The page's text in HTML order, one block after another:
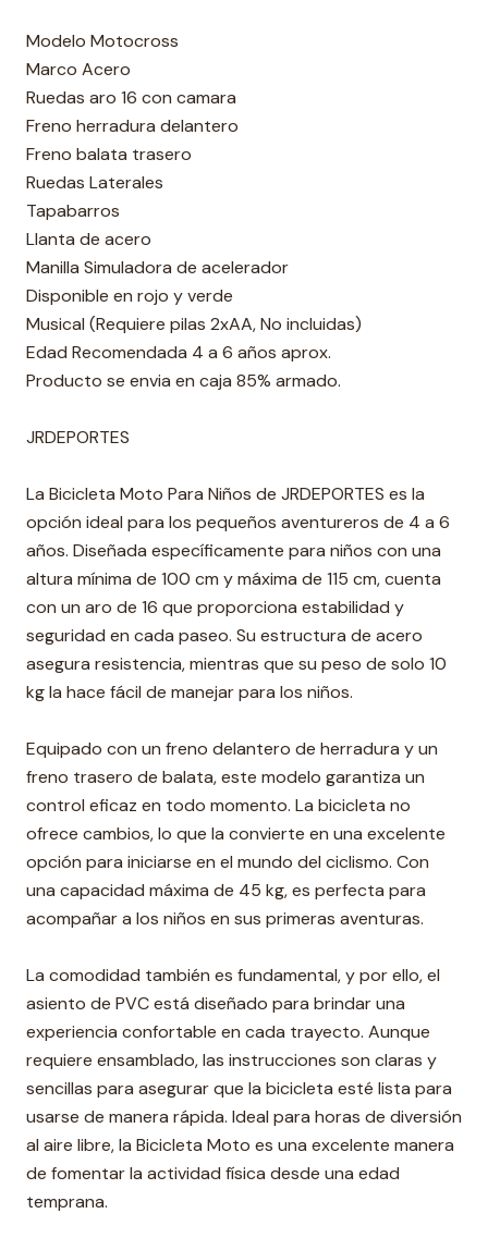
Modelo Motocross
Marco Acero
Ruedas aro 16 con camara
Freno herradura delantero
Freno balata trasero
Ruedas Laterales
Tapabarros
Llanta de acero
Manilla Simuladora de acelerador
Disponible en rojo y verde
Musical (Requiere pilas 2xAA, No incluidas)
Edad Recomendada 4 a 6 años aprox.
Producto se envia en caja 85% armado.
JRDEPORTES
La Bicicleta Moto Para Niños de JRDEPORTES es la
opción ideal para los pequeños aventureros de 4 a 6
años. Diseñada específicamente para niños con una
altura mínima de 100 cm y máxima de 115 cm, cuenta
con un aro de 16 que proporciona estabilidad y
seguridad en cada paseo. Su estructura de acero
asegura resistencia, mientras que su peso de solo 10
kg la hace fácil de manejar para los niños.
Equipado con un freno delantero de herradura y un
freno trasero de balata, este modelo garantiza un
control eficaz en todo momento. La bicicleta no
ofrece cambios, lo que la convierte en una excelente
opción para iniciarse en el mundo del ciclismo. Con
una capacidad máxima de 45 kg, es perfecta para
acompañar a los niños en sus primeras aventuras.
La comodidad también es fundamental, y por ello, el
asiento de PVC está diseñado para brindar una
experiencia confortable en cada trayecto. Aunque
requiere ensamblado, las instrucciones son claras y
sencillas para asegurar que la bicicleta esté lista para
usarse de manera rápida. Ideal para horas de diversión
al aire libre, la Bicicleta Moto es una excelente manera
de fomentar la actividad física desde una edad
temprana.